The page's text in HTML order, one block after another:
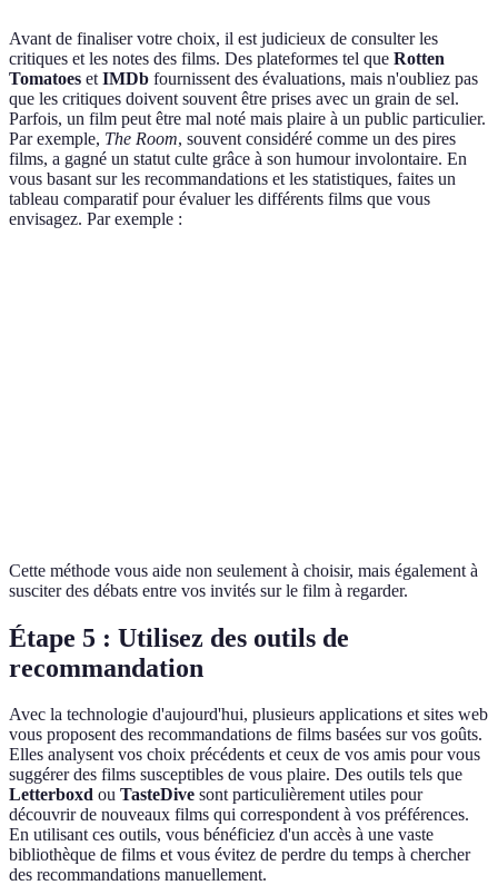
Avant de finaliser votre choix, il est judicieux de consulter les
critiques et les notes des films. Des plateformes tel que Rotten
Tomatoes et IMDb fournissent des évaluations, mais n'oubliez pas
que les critiques doivent souvent être prises avec un grain de sel.
Parfois, un film peut être mal noté mais plaire à un public particulier.
Par exemple, The Room, souvent considéré comme un des pires
films, a gagné un statut culte grâce à son humour involontaire. En
vous basant sur les recommandations et les statistiques, faites un
tableau comparatif pour évaluer les différents films que vous
envisagez. Par exemple :
Cette méthode vous aide non seulement à choisir, mais également à
susciter des débats entre vos invités sur le film à regarder.
Étape 5 : Utilisez des outils de
recommandation
Avec la technologie d'aujourd'hui, plusieurs applications et sites web
vous proposent des recommandations de films basées sur vos goûts.
Elles analysent vos choix précédents et ceux de vos amis pour vous
suggérer des films susceptibles de vous plaire. Des outils tels que
Letterboxd ou TasteDive sont particulièrement utiles pour
découvrir de nouveaux films qui correspondent à vos préférences.
En utilisant ces outils, vous bénéficiez d'un accès à une vaste
bibliothèque de films et vous évitez de perdre du temps à chercher
des recommandations manuellement.